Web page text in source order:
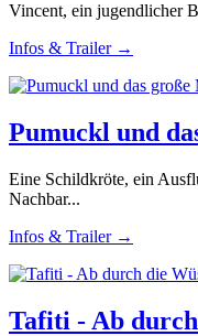
Vincent, ein jugendlicher
Infos & Trailer →
Pumuckl und
Eine Schildkröte, ein
Nachbar...
Infos & Trailer →
Tafiti - Ab